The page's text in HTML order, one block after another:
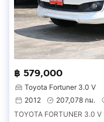
฿ 579,000
Toyota Fortuner 3.0 V
2012
207,078 กม.
TOYOTA FORTUNER 3.0